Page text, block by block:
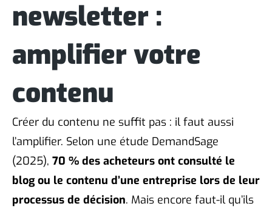
newsletter :
amplifier votre
contenu
Créer du contenu ne suffit pas : il faut aussi
l’amplifier. Selon une étude DemandSage
(2025), 70 % des acheteurs ont consulté le
blog ou le contenu d’une entreprise lors de leur
processus de décision. Mais encore faut-il qu’ils